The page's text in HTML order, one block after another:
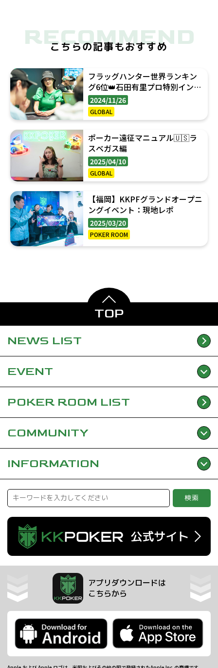
RECOMMEND
こちらの記事もおすすめ
フラッグハンター世界ランキン
グ6位👑石田有里プロ特別インタ
ビュー
2024/11/26
GLOBAL
ポーカー遠征マニュアル🇺🇸ラ
スベガス編
2025/04/10
GLOBAL
【福岡】KKPFグランドオープニ
ングイベント：現地レポ
2025/03/20
POKER ROOM
TOP
NEWS LIST
EVENT
POKER ROOM LIST
COMMUNITY
INFORMATION
検索
アプリダウンロードは
こちらから